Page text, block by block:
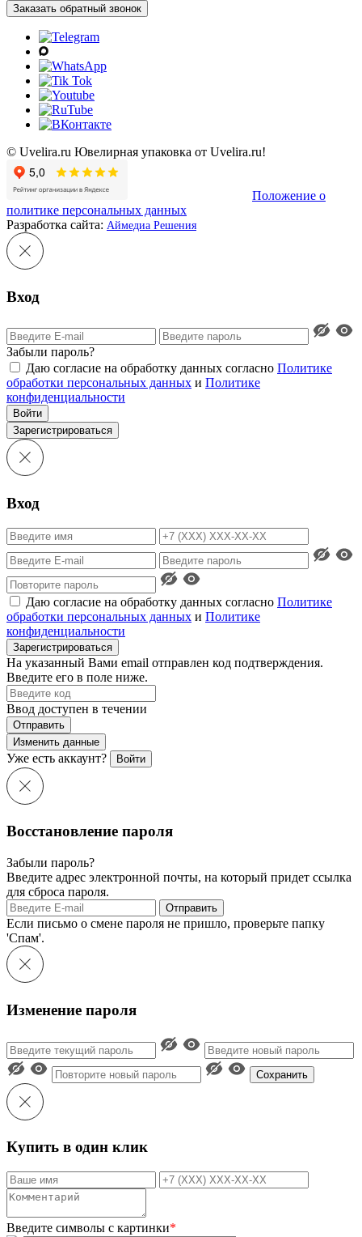
Заказать обратный звонок
© Uvelira.ru Ювелирная упаковка от Uvelira.ru!
Положение о
политике персональных данных
Разработка сайта: Аймедиа Решения
Вход
Забыли пароль?
Даю согласие на обработку данных согласно Политике
обработки персональных данных и Политике
конфиденциальности
Войти
Зарегистрироваться
Вход
Даю согласие на обработку данных согласно Политике
обработки персональных данных и Политике
конфиденциальности
Зарегистрироваться
На указанный Вами email отправлен код подтверждения.
Введите его в поле ниже.
Ввод доступен в течении
Отправить
Изменить данные
Уже есть аккаунт? Войти
Восстановление пароля
Забыли пароль?
Введите адрес электронной почты, на который придет ссылка
для сброса пароля.
Отправить
Если письмо о смене пароля не пришло, проверьте папку
'Спам'.
Изменение пароля
Сохранить
Купить в один клик
Введите символы с картинки*